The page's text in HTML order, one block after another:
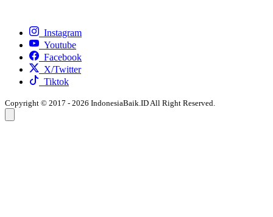
Instagram
Youtube
Facebook
X/Twitter
Tiktok
Copyright © 2017 - 2026 IndonesiaBaik.ID All Right Reserved.